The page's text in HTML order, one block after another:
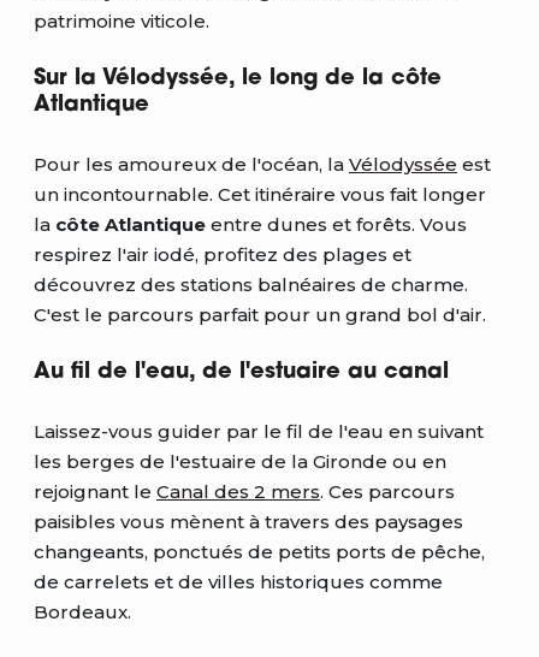
patrimoine viticole.
Sur la Vélodyssée, le long de la côte
Atlantique
Pour les amoureux de l'océan, la Vélodyssée est
un incontournable. Cet itinéraire vous fait longer
la côte Atlantique entre dunes et forêts. Vous
respirez l'air iodé, profitez des plages et
découvrez des stations balnéaires de charme.
C'est le parcours parfait pour un grand bol d'air.
Au fil de l'eau, de l'estuaire au canal
Laissez-vous guider par le fil de l'eau en suivant
les berges de l'estuaire de la Gironde ou en
rejoignant le Canal des 2 mers. Ces parcours
paisibles vous mènent à travers des paysages
changeants, ponctués de petits ports de pêche,
de carrelets et de villes historiques comme
Bordeaux.